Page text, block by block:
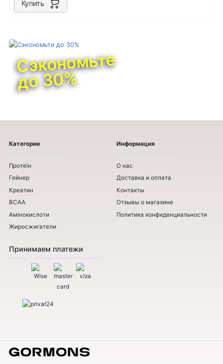
Купить
Сэкономьте
до 30%
Категории
Протеїн
Гейнер
Креатин
BCAA
Амінокислоти
Жиросжигатели
Информация
О нас
Доставка и оплата
Контакты
Отзывы о магазине
Политика конфиденциальности
Принимаем платежи